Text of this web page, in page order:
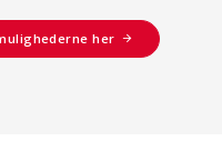
her